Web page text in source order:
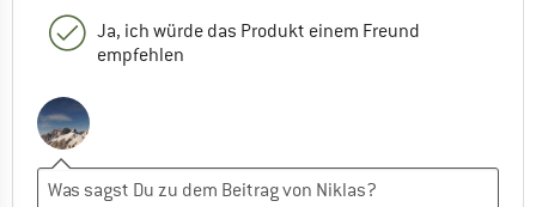
Ja, ich würde das Produkt einem Freund
empfehlen